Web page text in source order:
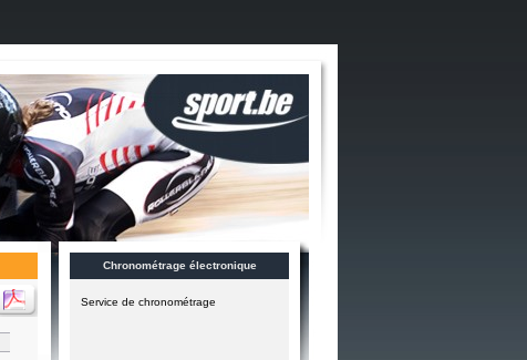
Chronométrage électronique
Service de chronométrage